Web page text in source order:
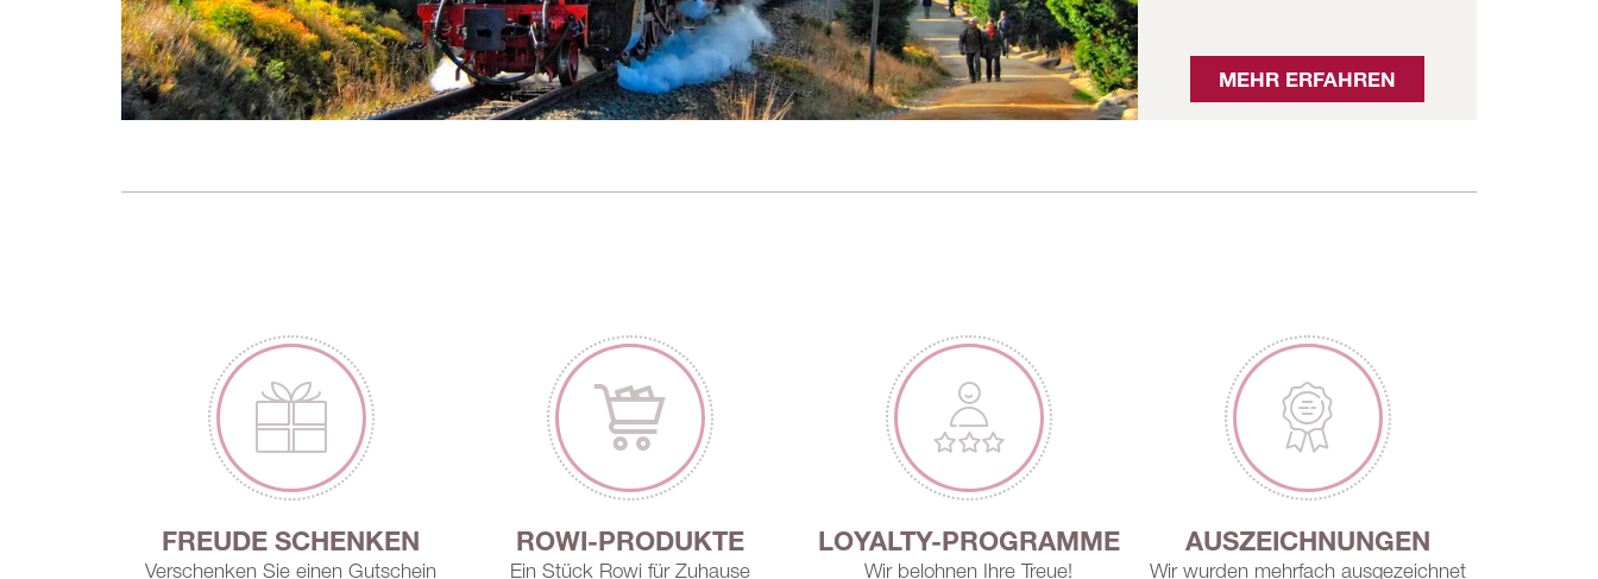
MEHR ERFAHREN
FREUDE SCHENKEN
Verschenken Sie einen Gutschein
ROWI-PRODUKTE
Ein Stück Rowi für Zuhause
LOYALTY-PROGRAMME
Wir belohnen Ihre Treue!
AUSZEICHNUNGEN
Wir wurden mehrfach ausgezeichnet